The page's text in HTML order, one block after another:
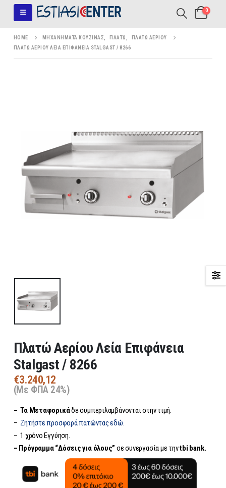
0
HOME ΜΗΧΑΝΉΜΑΤΑ ΚΟΥΖΊΝΑΣ ΠΛΑΤΏ
ΠΛΑΤΏ ΑΕΡΊΟΥ
ΠΛΑΤΏ ΑΕΡΊΟΥ ΛΕΊΑ ΕΠΙΦΆΝΕΙΑ STALGAST / 8266
Πλατώ Αερίου Λεία Επιφάνεια
Stalgast / 8266
€3.240,12
(Με ΦΠΑ 24%)
– Τα Μεταφορικάδε συμπεριλαμβάνονται στην τιμή.
– Ζητήστε προσφορά πατώντας εδώ.
– 1 χρόνο Εγγύηση.
– Πρόγραμμα “Δόσεις για όλους” σε συνεργασία με τηνtbi bank.